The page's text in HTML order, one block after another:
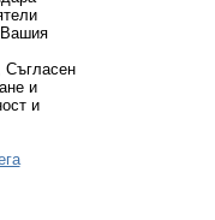
Вашия
Съгласен
и
и